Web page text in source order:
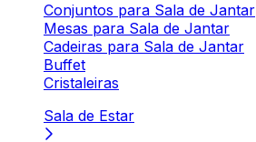
Conjuntos para Sala de Jantar
Mesas para Sala de Jantar
Cadeiras para Sala de Jantar
Buffet
Cristaleiras
Sala de Estar